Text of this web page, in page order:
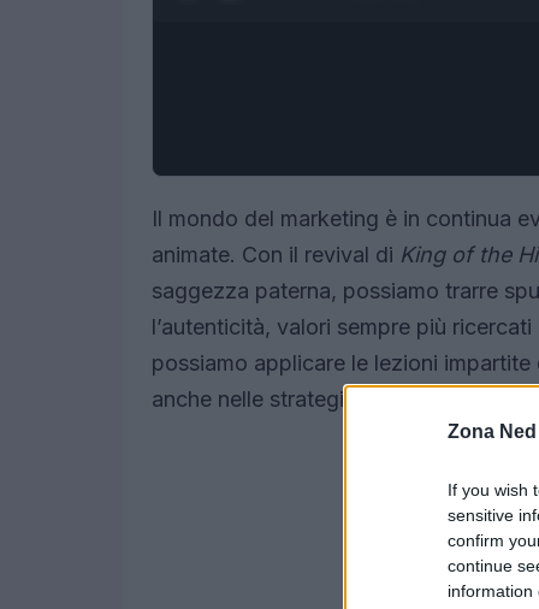
Zona Ned
If you wish
sensitive
confirm
continue
information
Il mondo del marketing è in continua
animate. Con il revival di King of the
saggezza paterna, possiamo trarre
l’autenticità, valori sempre più
possiamo applicare le lezioni
anche nelle strategie di marketing di